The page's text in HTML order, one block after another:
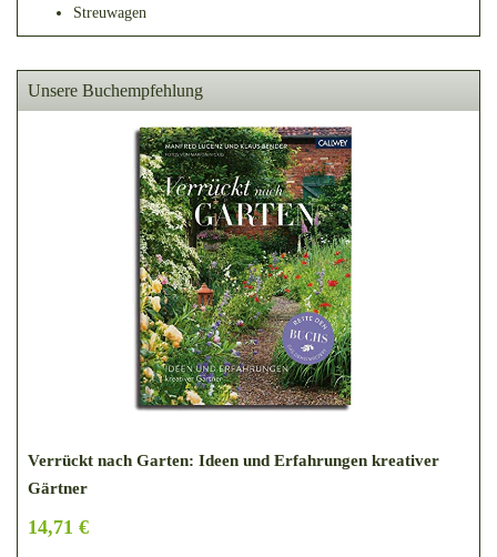
Streuwagen
Unsere Buchempfehlung
Verrückt nach Garten: Ideen und Erfahrungen kreativer
Gärtner
14,71 €